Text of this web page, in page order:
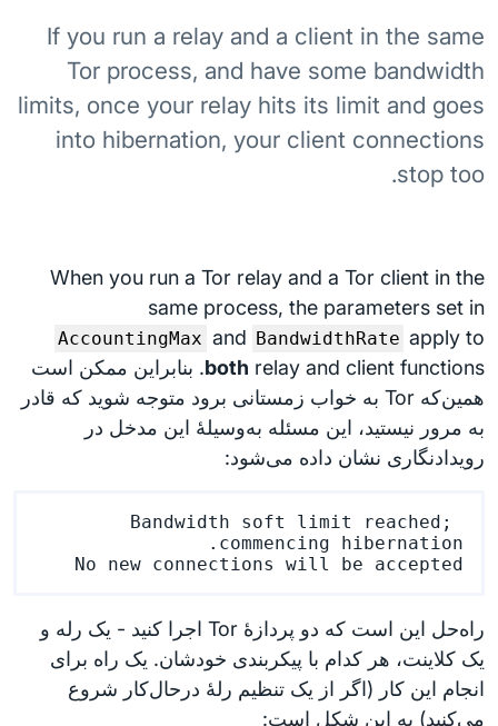
If you run a relay and a client in the same
Tor process, and have some bandwidth
limits, once your relay hits its limit and goes
into hibernation, your client connections
stop too.
When you run a Tor relay and a Tor client in the
same process, the parameters set in
AccountingMax and BandwidthRate apply to
bothrelay and client functions. بنابراین ممکن است
همین‌که Tor به خواب زمستانی برود متوجه شوید که قادر
به مرور نیستید، این مسئله به‌وسیلهٔ این مدخل در
رویدادنگاری نشان داده می‌شود:
Bandwidth soft limit reached;
No new connections will be accepted
راه‌حل این است که دو پردازهٔ Tor اجرا کنید - یک رله و
یک کلاینت، هر کدام با پیکربندی خودشان. یک راه برای
انجام این کار (اگر از یک تنظیم رلهٔ درحال‌کار شروع
می‌کنید) به این شکل است: